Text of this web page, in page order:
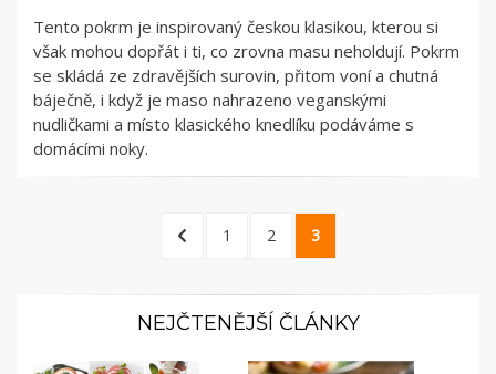
Tento pokrm je inspirovaný českou klasikou, kterou si
však mohou dopřát i ti, co zrovna masu neholdují. Pokrm
se skládá ze zdravějších surovin, přitom voní a chutná
báječně, i když je maso nahrazeno veganskými
nudličkami a místo klasického knedlíku podáváme s
domácími noky.
StránkováníPREVIOUS
PAGE
1 PAGE
2 PAGE
3
NEJČTENĚJŠÍ ČLÁNKY